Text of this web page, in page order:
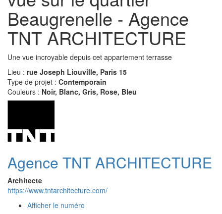
Beaugrenelle - Agence
TNT ARCHITECTURE
Une vue incroyable depuis cet appartement terrasse
Lieu : rue Joseph Liouville, Paris 15
Type de projet : Contemporain
Couleurs : Noir, Blanc, Gris, Rose, Bleu
Agence TNT ARCHITECTURE
Architecte
https://www.tntarchitecture.com/
Afficher le numéro